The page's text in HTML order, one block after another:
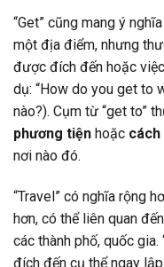
“Get” cũng mang ý
một địa điểm, nhưng
được đích đến hoặc
dụ: “How do you get to
nào?). Cụm từ “get to”
phương tiện hoặc cách
nơi nào đó.
“Travel” có nghĩa rộng
hơn, có thể liên quan
các thành phố, quốc
đích đến cụ thể ngay